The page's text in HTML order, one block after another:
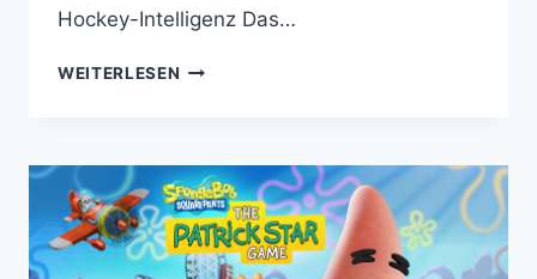
Hockey-Intelligenz Das…
WEITERLESEN NHL
BRINGT
MIT
ICE-
Q
–